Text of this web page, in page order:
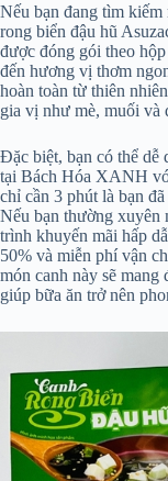
Nếu bạn đang tìm kiếm
rong biển đậu hũ
được đóng gói theo
đến hương vị thơm
hoàn toàn từ thiên
gia vị như mè, muối và
Đặc biệt, bạn có thể dễ
tại Bách Hóa XANH
chỉ cần 3 phút là bạn
Nếu bạn thường xuyên
trình khuyến mãi hấp
50% và miễn phí vận
món canh này sẽ
giúp bữa ăn trở nên